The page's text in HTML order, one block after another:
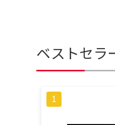
ベストセラ